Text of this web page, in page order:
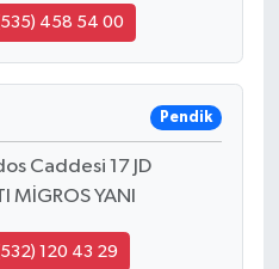
458 54 00
Pendik
Caddesi 17 JD
MİGROS YANI
120 43 29